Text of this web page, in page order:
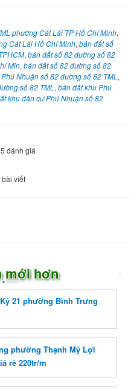
phường Cát Lái TP Hồ Chí Minh,
Cát Lái Hồ Chí Minh, bán đất số
, bán đất số 82 đường số 82
Min, bán đất số 82 đường số 82
Nhuận số 82 đường số 82 TML ,
số 82 TML , bán đất khu Phú
khu dân cư Phú Nhuận số 82
đánh giá
viết
mới hơn
21 phường Bình Trưng
phường Thạnh Mỹ Lợi
rẻ 220tr/m